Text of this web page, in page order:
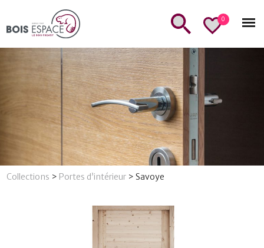
0
Collections > Portes d’intérieur > Savoye